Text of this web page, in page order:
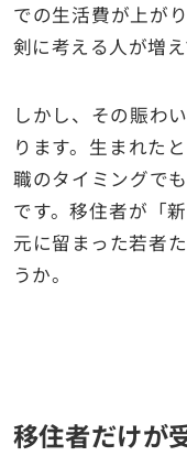
での生活費が上が
剣に考える人が増
しかし、その賑わ
ります。生まれた
職のタイミングで
です。移住者が「
元に留まった若者
うか。
移住者だけが